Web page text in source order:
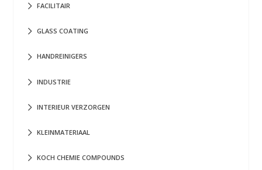
FACILITAIR
GLASS COATING
HANDREINIGERS
INDUSTRIE
INTERIEUR VERZORGEN
KLEINMATERIAAL
KOCH CHEMIE COMPOUNDS